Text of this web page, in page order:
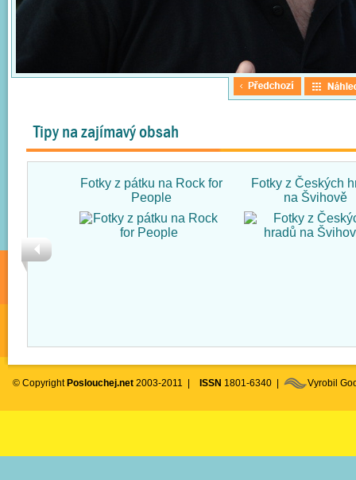
Tipy na zajímavý obsah
Fotky z pátku na Rock for
People
Fotky z Českých
na Švihově
© Copyright Poslouchej.net 2003-2011 | ISSN 1801-6340 | Vyrobil